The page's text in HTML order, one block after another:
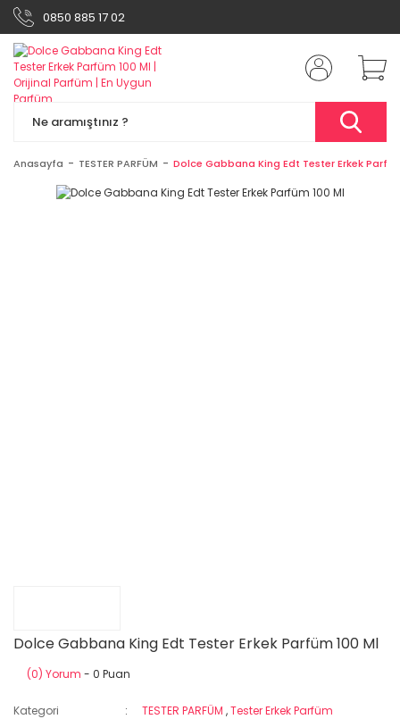
0850 885 17 02
Anasayfa TESTER PARFÜM Dolce Gabbana King Edt Tester Erkek
Dolce Gabbana King Edt Tester Erkek Parfüm 100 Ml
(0) Yorum - 0 Puan
Kategori TESTER PARFÜM ,Tester Erkek Parfüm